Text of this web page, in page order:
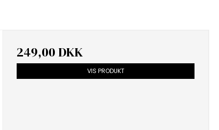
249,00 DKK
VIS PRODUKT